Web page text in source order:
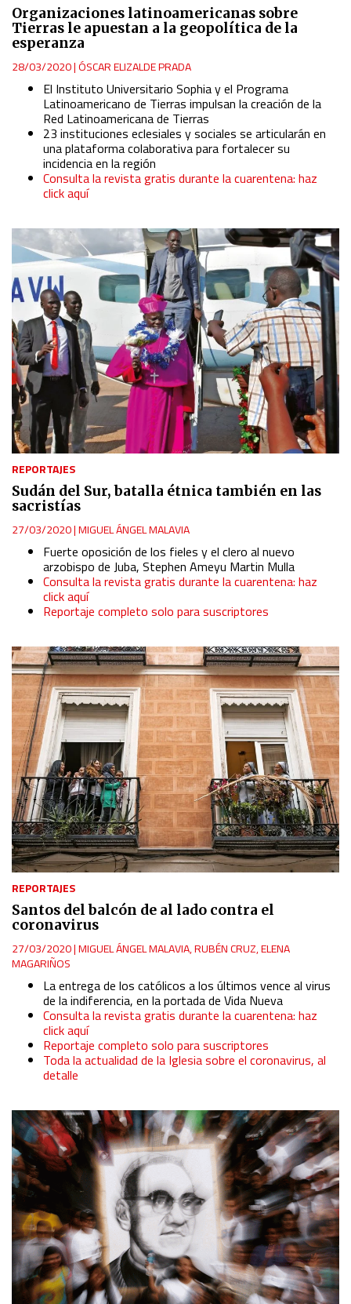
Organizaciones latinoamericanas sobre
Tierras le apuestan a la geopolítica de la
esperanza
28/03/2020|ÓSCAR ELIZALDE PRADA
El Instituto Universitario Sophia y el Programa
Latinoamericano de Tierras impulsan la creación de la
Red Latinoamericana de Tierras
23 instituciones eclesiales y sociales se articularán en
una plataforma colaborativa para fortalecer su
incidencia en la región
Consulta la revista gratis durante la cuarentena: haz
click aquí
REPORTAJES
Sudán del Sur, batalla étnica también en las
sacristías
27/03/2020|MIGUEL ÁNGEL MALAVIA
Fuerte oposición de los fieles y el clero al nuevo
arzobispo de Juba, Stephen Ameyu Martin Mulla
Consulta la revista gratis durante la cuarentena: haz
click aquí
Reportaje completo solo para suscriptores
REPORTAJES
Santos del balcón de al lado contra el
coronavirus
27/03/2020|MIGUEL ÁNGEL MALAVIA,RUBÉN CRUZ,ELENA
MAGARIÑOS
La entrega de los católicos a los últimos vence al virus
de la indiferencia, en la portada de Vida Nueva
Consulta la revista gratis durante la cuarentena: haz
click aquí
Reportaje completo solo para suscriptores
Toda la actualidad de la Iglesia sobre el coronavirus, al
detalle